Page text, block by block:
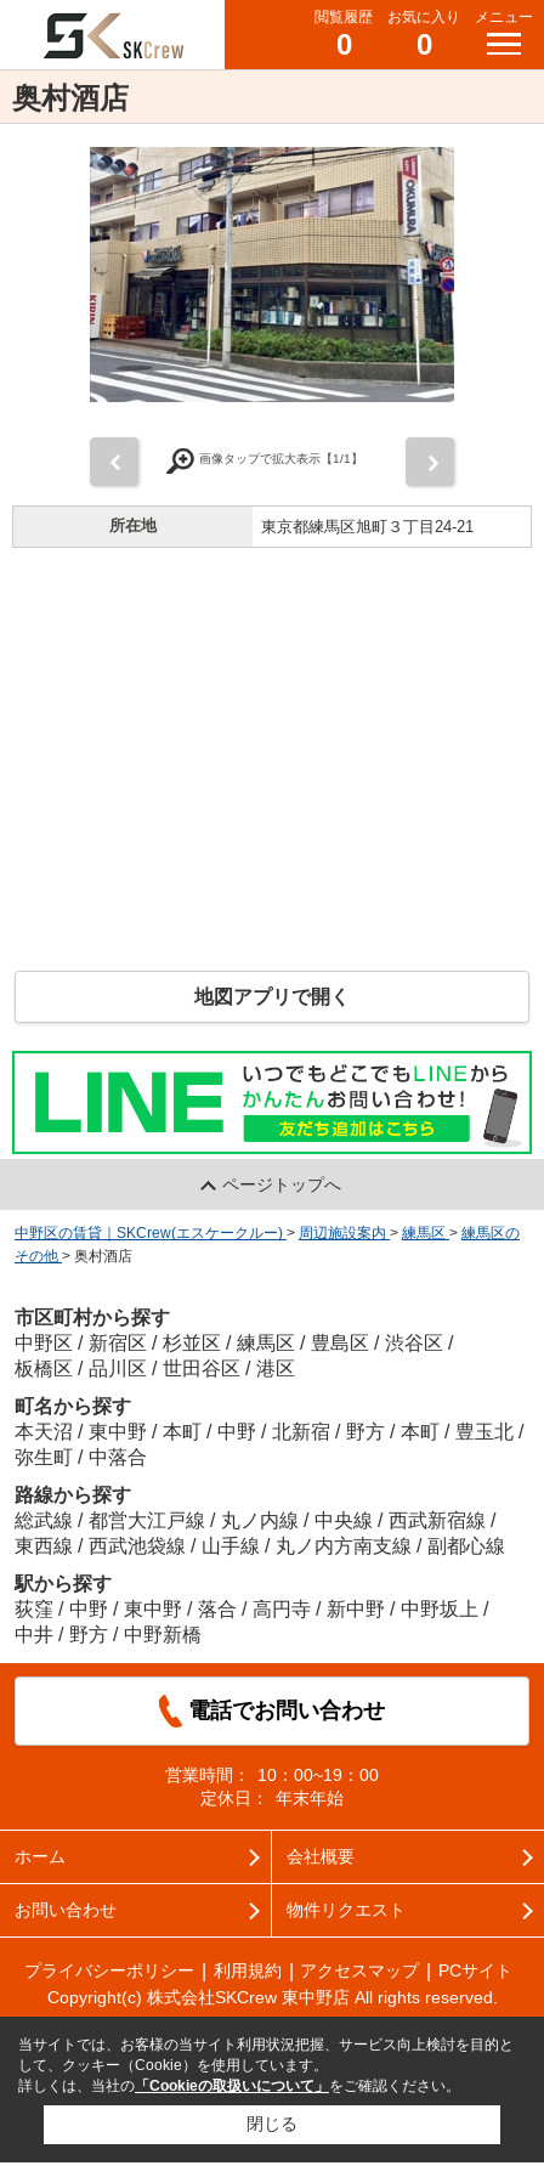
閲覧履歴
0
お気に入り
0
メニュー
奥村酒店
画像タップで拡大表示【1/1】
所在地 東京都練馬区旭町３丁目24-21
地図アプリで開く
ページトップへ
中野区の賃貸｜SKCrew(エスケークルー) > 周辺施設案内 > 練馬区 > 練馬区の
その他 > 奥村酒店
市区町村から探す
中野区 / 新宿区 / 杉並区 / 練馬区 / 豊島区 / 渋谷区 /
板橋区 / 品川区 / 世田谷区 / 港区
町名から探す
本天沼 / 東中野 / 本町 / 中野 / 北新宿 / 野方 / 本町 / 豊玉北 /
弥生町 / 中落合
路線から探す
総武線 / 都営大江戸線 / 丸ノ内線 / 中央線 / 西武新宿線 /
東西線 / 西武池袋線 / 山手線 / 丸ノ内方南支線 / 副都心線
駅から探す
荻窪 / 中野 / 東中野 / 落合 / 高円寺 / 新中野 / 中野坂上 /
中井 / 野方 / 中野新橋
電話でお問い合わせ
営業時間：
10：00~19：00
定休日：
年末年始
ホーム 会社概要
お問い合わせ 物件リクエスト
プライバシーポリシー 利用規約 アクセスマップ
PCサイト
Copyright(c) 株式会社SKCrew 東中野店 All rights reserved.
当サイトでは、お客様の当サイト利用状況把握、サービス向上検討を目的と
して、クッキー（Cookie）を使用しています。
詳しくは、当社の 「Cookieの取扱いについて」 をご確認ください。
閉じる